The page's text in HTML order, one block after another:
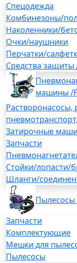
Спецодежда
Комбинезоны/
Наколенники/
Очки/наушники
Перчатки/
Средства защиты
машины /
Растворонасосы,
Затирочные
Запчасти
Стойки/лопасти/
Шланги/
Запчасти
Комплектующие
Мешки для
Пылесосы